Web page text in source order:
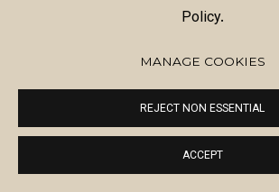
Policy.
MANAGE COOKIES
REJECT NON ESSENTIAL
ACCEPT